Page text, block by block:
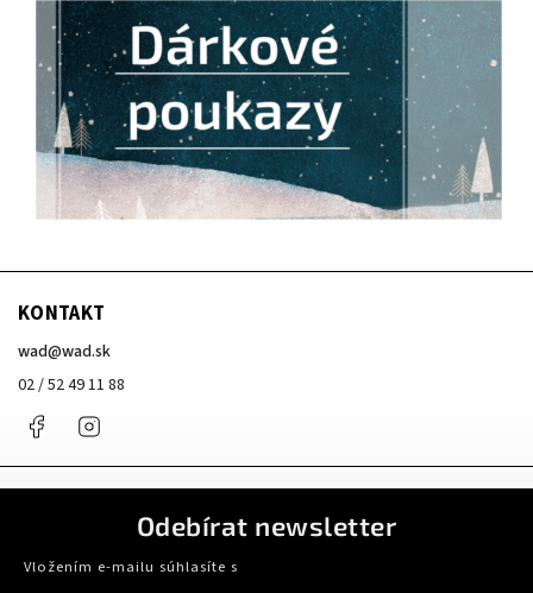
KONTAKT
wad@wad.sk
02 / 52 49 11 88
Facebook
Odebírat newsletter
Vložením e-mailu súhlasíte s